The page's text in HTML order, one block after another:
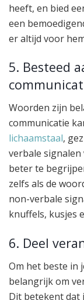
heeft, en bied
een
er altijd voor
5. Besteed
Woorden zijn
communicatie
lichaamstaal,
verbale
beter te
zelfs als de
non-verbale
knuffels, kusjes
6. Deel
Om het beste in
belangrijk om
Dit betekent dat